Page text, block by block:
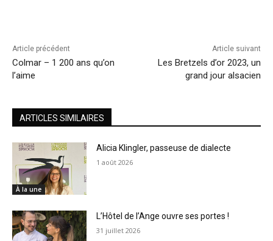
Article précédent
Colmar – 1 200 ans qu’on
l’aime
Article suivant
Les Bretzels d’or 2023, un
grand jour alsacien
ARTICLES SIMILAIRES
À la une
Alicia Klingler, passeuse de dialecte
1 août 2026
L’Hôtel de l’Ange ouvre ses portes !
31 juillet 2026